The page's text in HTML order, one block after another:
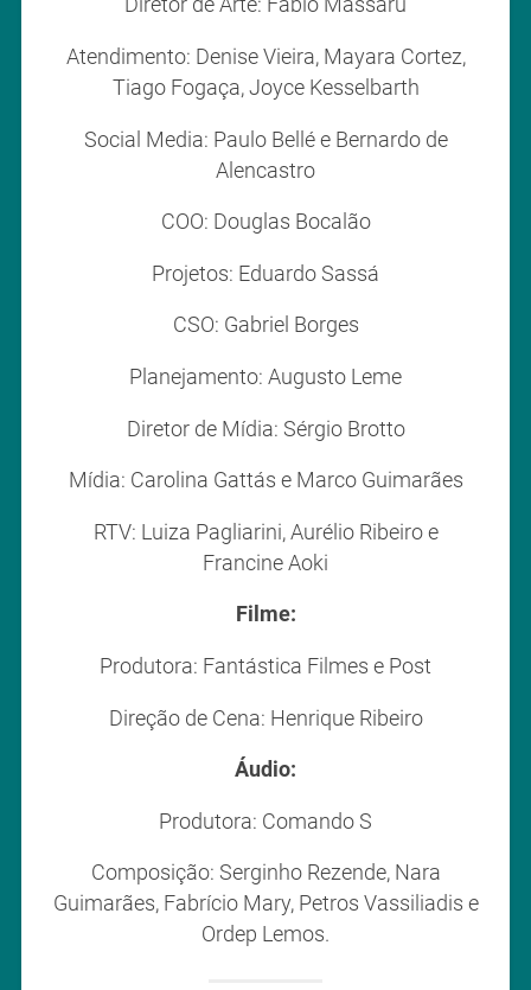
Diretor de Arte: Fábio Massaru
Atendimento: Denise Vieira, Mayara Cortez,
Tiago Fogaça, Joyce Kesselbarth
Social Media: Paulo Bellé e Bernardo de
Alencastro
COO: Douglas Bocalão
Projetos: Eduardo Sassá
CSO: Gabriel Borges
Planejamento: Augusto Leme
Diretor de Mídia: Sérgio Brotto
Mídia: Carolina Gattás e Marco Guimarães
RTV: Luiza Pagliarini, Aurélio Ribeiro e
Francine Aoki
Filme:
Produtora: Fantástica Filmes e Post
Direção de Cena: Henrique Ribeiro
Áudio:
Produtora: Comando S
Composição: Serginho Rezende, Nara
Guimarães, Fabrício Mary, Petros Vassiliadis e
Ordep Lemos.